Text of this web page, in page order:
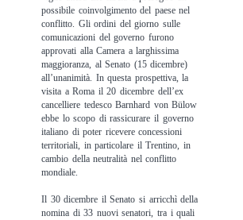
possibile coinvolgimento del paese nel
conflitto. Gli ordini del giorno sulle
comunicazioni del governo furono
approvati alla Camera a larghissima
maggioranza, al Senato (15 dicembre)
all’unanimità. In questa prospettiva, la
visita a Roma il 20 dicembre dell’ex
cancelliere tedesco Barnhard von Bülow
ebbe lo scopo di rassicurare il governo
italiano di poter ricevere concessioni
territoriali, in particolare il Trentino, in
cambio della neutralità nel conflitto
mondiale.
Il 30 dicembre il Senato si arricchì della
nomina di 33 nuovi senatori, tra i quali